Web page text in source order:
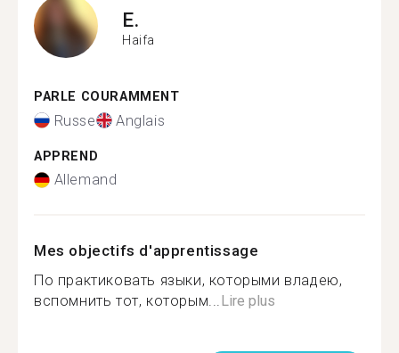
E.
Haifa
PARLE COURAMMENT
Russe Anglais
APPREND
Allemand
Mes objectifs d'apprentissage
По практиковать языки, которыми владею,
вспомнить тот, которым...Lire plus